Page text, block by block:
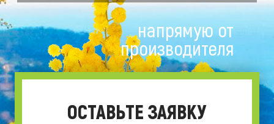
ОСТАВЬТЕ ЗАЯВКУ
напрямую от
производителя